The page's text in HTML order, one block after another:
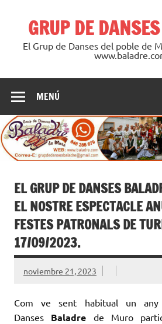
contenidoGRUP DE
El Grup de Danses del poble de
MENÚ
EL GRUP DE DANSES
EL NOSTRE ESPECTACLE
FESTES PATRONALS DE
17/09/2023.
noviembre 21, 2023
Com ve sent habitual un
Danses Baladre de Muro